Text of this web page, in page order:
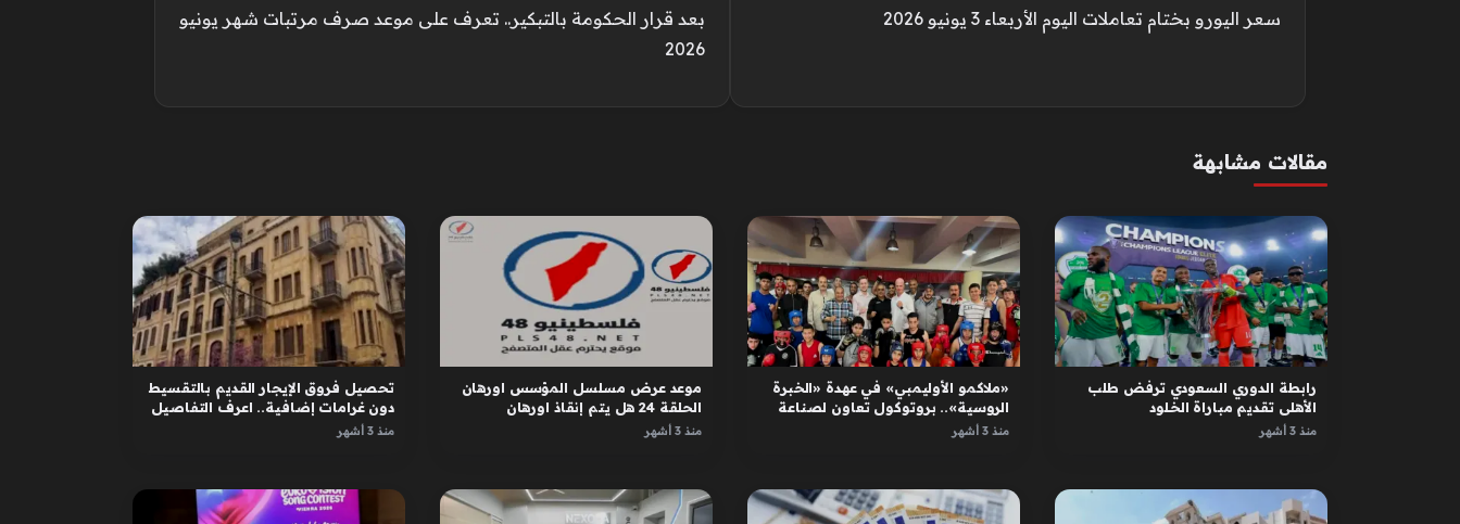
سعر اليورو بختام تعاملات اليوم الأربعاء 3 يونيو 2026
بعد قرار الحكومة بالتبكير.. تعرف على موعد صرف مرتبات شهر يونيو
2026
مقالات مشابهة
رابطة الدوري السعودي ترفض طلب
الأهلي تقديم مباراة الخلود
منذ 3 أشهر
«ملاكمو الأوليمبي» في عهدة «الخبرة
الروسية».. بروتوكول تعاون لصناعة
الأبطال
منذ 3 أشهر
موعد عرض مسلسل المؤسس اورهان
الحلقة 24 هل يتم إنقاذ اورهان
واسبورجا
منذ 3 أشهر
تحصيل فروق الإيجار القديم بالتقسيط
دون غرامات إضافية.. اعرف التفاصيل
منذ 3 أشهر